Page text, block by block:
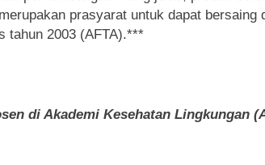
prasyarat untuk dapat bersaing
tahun 2003 (AFTA).***
di Akademi Kesehatan Lingkungan